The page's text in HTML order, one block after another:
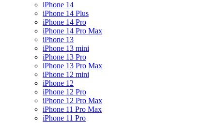
iPhone 14
iPhone 14 Plus
iPhone 14 Pro
iPhone 14 Pro Max
iPhone 13
iPhone 13 mini
iPhone 13 Pro
iPhone 13 Pro Max
iPhone 12 mini
iPhone 12
iPhone 12 Pro
iPhone 12 Pro Max
iPhone 11 Pro Max
iPhone 11 Pro